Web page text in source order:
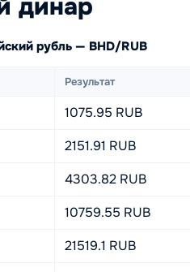
рубль — BHD/RUB
Результат
1075.95 RUB
2151.91 RUB
4303.82 RUB
10759.55 RUB
21519.1 RUB